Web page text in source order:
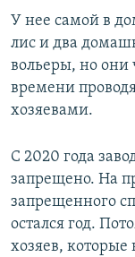
У нее самой в
лис и два
вольеры, но они
времени
хозяевами.
С 2020 года
запрещено. На
запрещенного
остался год.
хозяев,